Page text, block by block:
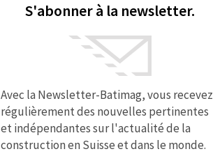
S'abonner à la newsletter.
Avec la Newsletter-Batimag, vous recevez
régulièrement des nouvelles pertinentes
et indépendantes sur l'actualité de la
construction en Suisse et dans le monde.